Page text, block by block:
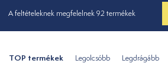
A feltételeknek megfelelnek 92 termékek
TOP termékek Legolcsóbb Legdrágább